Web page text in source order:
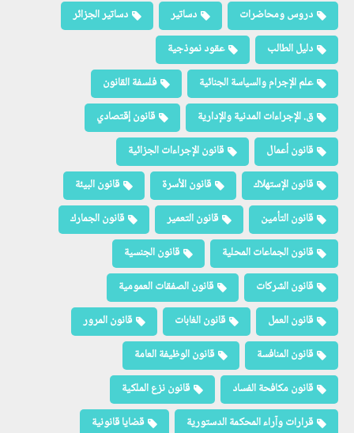
دروس ومحاضرات دساتير
دساتير الجزائر
دليل الطالب
عقود نموذجية
علم الإجرام والسياسة الجنائية
فلسفة القانون
ق. الإجراءات المدنية والإدارية
قانون إقتصادي
قانون أعمال
قانون الإجراءات الجزائية
قانون الإستهلاك
قانون الأسرة
قانون البيئة
قانون التأمين
قانون التعمير
قانون الجمارك
قانون الجماعات المحلية
قانون الجنسية
قانون الشركات
قانون الصفقات العمومية
قانون العمل
قانون الغابات
قانون المرور
قانون المنافسة
قانون الوظيفة العامة
قانون مكافحة الفساد
قانون نزع الملكية
قرارات وآراء المحكمة الدستورية
قضايا قانونية